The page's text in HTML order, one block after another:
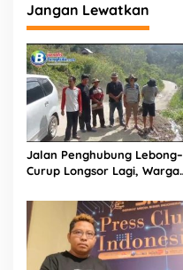
Jangan Lewatkan
Jalan Penghubung Lebong–
Curup Longsor Lagi, Warga
Permanen